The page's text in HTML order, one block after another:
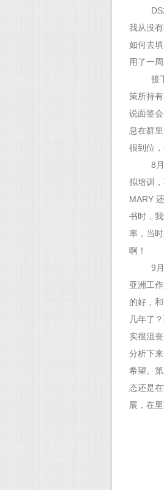
我从没
如何去
用了一
接
策所持
说面签
息在群
很到位
8
拟培训
MARY
书时，
率，当
啊！
9
亚洲工
的好，
几年了
实很沮
分析下
希望。
态还是
展，在